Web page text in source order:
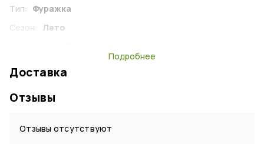
Тип: Фуражка
Сезон: Лето
Страна: Россия
Подробнее
Доставка
Отзывы
Отзывы отсутствуют